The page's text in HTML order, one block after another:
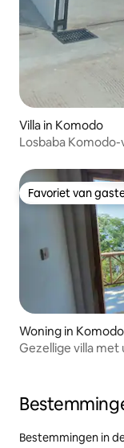
Villa in Komodo
Losbaba Komodo-
Favoriet van
Favoriet van
Woning in Komodo
Gezellige villa
Bestemmingen in